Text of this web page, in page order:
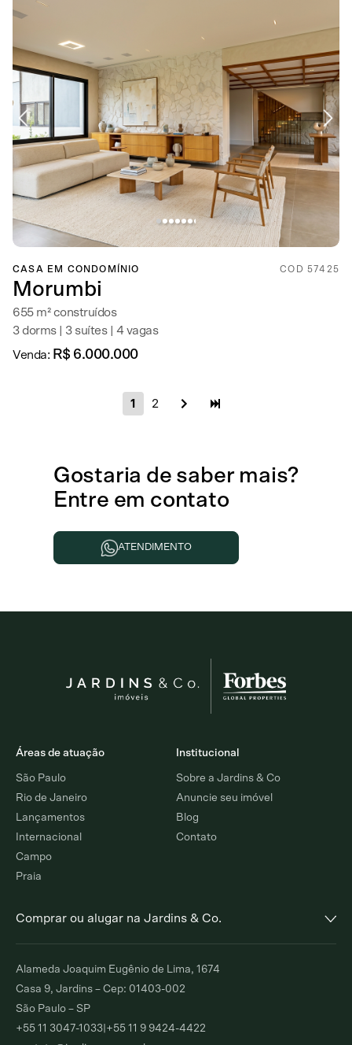
CASA EM CONDOMÍNIO COD 57425
Morumbi
655 m² construídos
3 dorms | 3 suítes | 4 vagas
Venda: R$ 6.000.000
1 2
Gostaria de saber mais?
Entre em contato
ATENDIMENTO
Áreas de atuação
São Paulo
Rio de Janeiro
Lançamentos
Internacional
Campo
Praia
Institucional
Sobre a Jardins & Co
Anuncie seu imóvel
Blog
Contato
Comprar ou alugar na Jardins & Co.
Alto de Pinheiros
Comprar Alugar
Jardim Europa
Moema Índios
ComprarAlugar Comprar
Alameda Joaquim Eugênio de Lima, 1674
Casa 9, Jardins – Cep: 01403-002
São Paulo – SP
+55 11 3047-1033 +55 11 9 9424-4422